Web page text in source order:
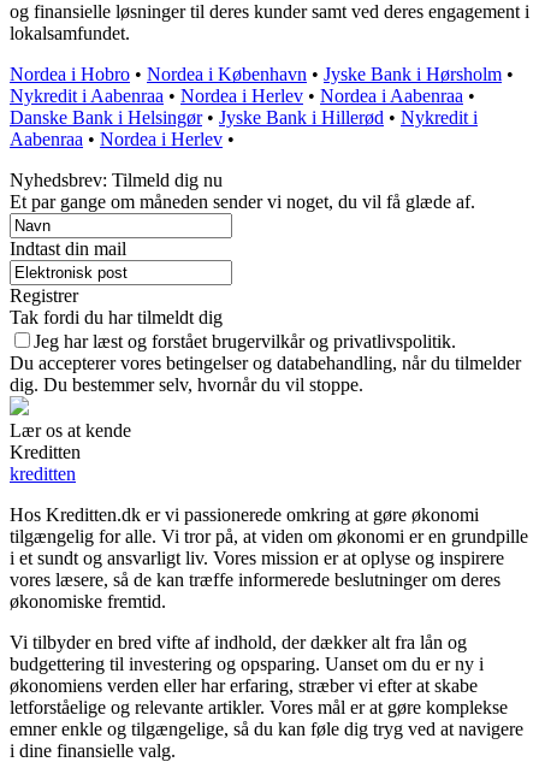
og finansielle løsninger til deres kunder samt ved deres engagement i
lokalsamfundet.
Nordea i Hobro • Nordea i København • Jyske Bank i Hørsholm •
Nykredit i Aabenraa • Nordea i Herlev • Nordea i Aabenraa •
Danske Bank i Helsingør• Jyske Bank i Hillerød • Nykredit i
Aabenraa • Nordea i Herlev •
Nyhedsbrev: Tilmeld dig nu
Et par gange om måneden sender vi noget, du vil få glæde af.
Indtast din mail
Registrer
Tak fordi du har tilmeldt dig
Jeg har læst og forstået brugervilkår og privatlivspolitik.
Du accepterer vores betingelser og databehandling, når du tilmelder
dig. Du bestemmer selv, hvornår du vil stoppe.
Lær os at kende
Kreditten
kreditten
Hos Kreditten.dk er vi passionerede omkring at gøre økonomi
tilgængelig for alle. Vi tror på, at viden om økonomi er en grundpille
i et sundt og ansvarligt liv. Vores mission er at oplyse og inspirere
vores læsere, så de kan træffe informerede beslutninger om deres
økonomiske fremtid.
Vi tilbyder en bred vifte af indhold, der dækker alt fra lån og
budgettering til investering og opsparing. Uanset om du er ny i
økonomiens verden eller har erfaring, stræber vi efter at skabe
letforståelige og relevante artikler. Vores mål er at gøre komplekse
emner enkle og tilgængelige, så du kan føle dig tryg ved at navigere
i dine finansielle valg.